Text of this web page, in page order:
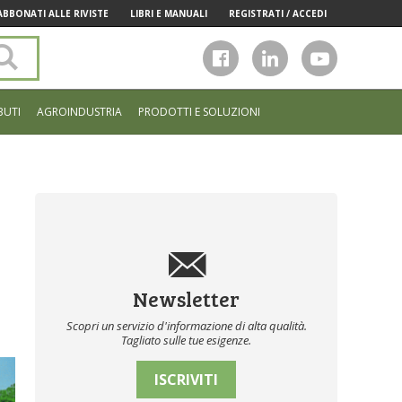
ALLE RIVISTE LIBRI E MANUALI REGISTRATI / ACCEDI
sito
AGROINDUSTRIA PRODOTTI E SOLUZIONI
Newsletter
Scopri un servizio d'informazione di alta qualità.
Tagliato sulle tue esigenze.
ISCRIVITI